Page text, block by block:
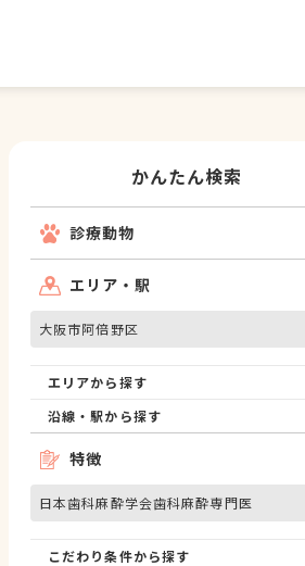
かんたん検索
診療動物
エリア・駅
大阪市阿倍野区
エリアから探す
沿線・駅から探す
特徴
日本歯科麻酔学会歯科麻酔専門医
こだわり条件から探す